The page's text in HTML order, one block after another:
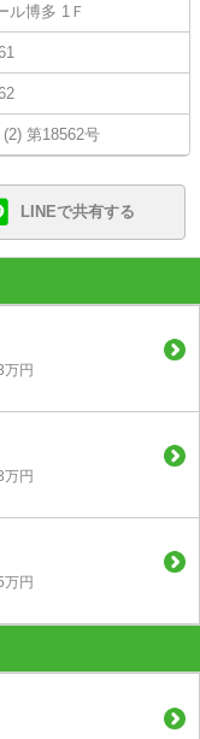
ル博多 1Ｆ
第18562号
LINEで共有する
万円
万円
万円